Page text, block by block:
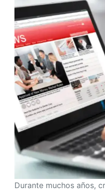
Durante muchos años,